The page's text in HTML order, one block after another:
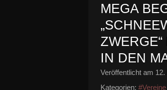
MEGA
IN DEN
Veröffentlicht am
Kategorien: